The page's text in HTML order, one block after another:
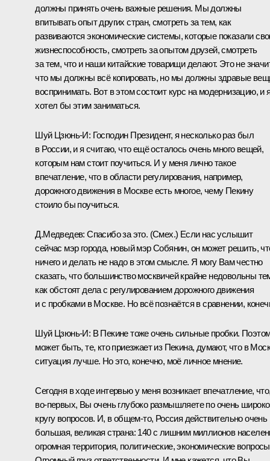
должны принять очень важные решения. Мы должны
впитывать опыт других стран, смотреть за тем, как
развиваются экономические системы, которые показали
жизнеспособность, смотреть за опытом друзей, смотреть
за тем, что и наши китайские товарищи делают. Это не
что мы должны всё копировать, но мы должны здравые
воспринимать. Вот в этом состоит курс на модернизацию, и
хотел бы этим заниматься.
Шуй Цзюнь-И: Господин Президент, я несколько раз был
в России, и я считаю, что ещё осталось очень много вещей,
которым нам стоит поучиться. И у меня лично такое
впечатление, что в области регулирования, например,
дорожного движения в Москве есть многое, чему Пекину
стоило бы поучиться.
Д.Медведев: Спасибо за это. (Смех.) Если нас услышит
сейчас мэр города, новый мэр Собянин, он может решить,
ничего и делать не надо в этом смысле. Я могу Вам честно
сказать, что большинство москвичей крайне недовольны
как обстоят дела с регулированием дорожного движения
и с пробками в Москве. Но всё познаётся в сравнении,
Шуй Цзюнь-И: В Пекине тоже очень сильные пробки.
может быть, те, кто приезжает из Пекина, думают, что в
ситуация лучше. Но это, конечно, моё личное мнение.
Сегодня в ходе интервью у меня возникает впечатление,
во‑первых, Вы очень глубоко размышляете по очень
кругу вопросов. И, в общем‑то, Россия действительно очень
большая, великая страна: 140 с лишним миллионов
огромная территория, политические, экономические